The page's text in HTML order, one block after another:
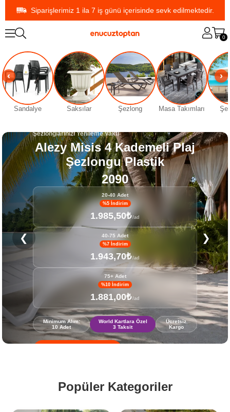
Siparişlerimiz 1 ila 7 iş günü içerisinde sevk edilmektedir.
0
Sandalye Saksılar Şezlong Masa Takımları
Şezlonglarınızı Yenileme Vakti
Alezy Misis 4 Kademeli Plaj
Şezlongu Plastik
2090
20-40 Adet
%5 İndirim
1.985,50₺ /ad
40-75 Adet
%7 İndirim
1.943,70₺ /ad
75+ Adet
%10 İndirim
1.881,00₺ /ad
Minimum Alım:
10 Adet
World Kartlara Özel
3 Taksit
Ücretsiz
Kargo
❮ ❯
Popüler Kategoriler